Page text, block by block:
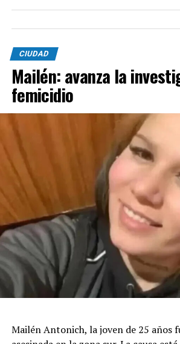
CIUDAD
Mailén: avanza la
femicidio
Mailén Antonich, la joven de 25 años